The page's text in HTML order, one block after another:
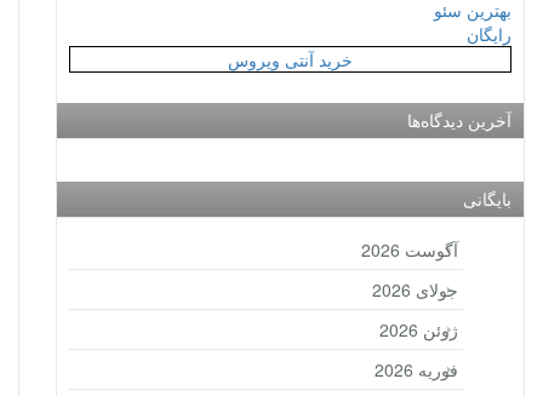
بهترین سئو
رایگان
خرید آنتی ویروس
آخرین دیدگاه‌ها
بایگانی
آگوست 2026
جولای 2026
ژوئن 2026
فوریه 2026